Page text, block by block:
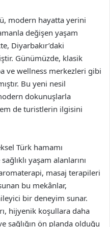
modern hayatta yerini
değişen yaşam
Diyarbakır’daki
Günümüzde, klasik
ve wellness merkezleri gibi
Bu yeni nesil
dokunuşlarla
de turistlerin ilgisini
Türk hamamı
yaşam alanlarını
masaj terapileri
bu mekânlar,
bir deneyim sunar.
hijyenik koşullara daha
sağlığın ön planda olduğu